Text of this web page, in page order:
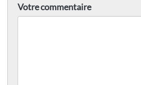
Votre commentaire